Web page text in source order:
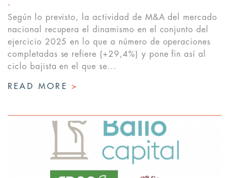
Según lo previsto, la actividad de M&A del mercado
nacional recupera el dinamismo en el conjunto del
ejercicio 2025 en lo que a número de operaciones
completadas se refiere (+29,4%) y pone fin así al
ciclo bajista en el que se...
READ MORE >